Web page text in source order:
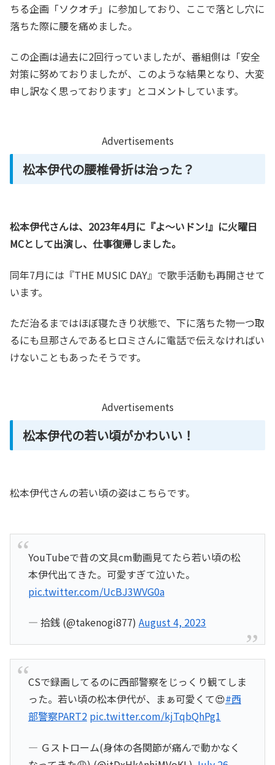
ちる企画「ソクオチ」に参加しており、ここで落とし穴に
落ちた際に腰を痛めました。
この企画は過去に2回行っていましたが、番組側は「安全
対策に努めておりましたが、このような結果となり、大変
申し訳なく思っております」とコメントしています。
Advertisements
松本伊代の腰椎骨折は治った？
松本伊代さんは、2023年4月に『よ〜いドン!』に火曜日
MCとして出演し、仕事復帰しました。
同年7月には『THE MUSIC DAY』で歌手活動も再開させて
います。
ただ治るまではほぼ寝たきり状態で、下に落ちた物一つ取
るにも旦那さんであるヒロミさんに電話で伝えなければい
けないこともあったそうです。
Advertisements
松本伊代の若い頃がかわいい！
松本伊代さんの若い頃の姿はこちらです。
YouTubeで昔の文具cm動画見てたら若い頃の松
本伊代出てきた。可愛すぎて泣いた。
pic.twitter.com/UcBJ3WVG0a
— 拾銭 (@takenogi877) August 4, 2023
CSで録画してるのに西部警察をじっくり観てしま
った。若い頃の松本伊代が、まぁ可愛くて😍#西
部警察PART2 pic.twitter.com/kjTqbQhPg1
— Ｇストローム(身体の各関節が痛んで動かなく